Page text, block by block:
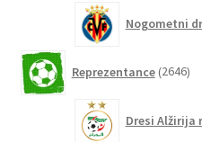
Nogometni
Reprezentance 2646
Dresi Alžirija